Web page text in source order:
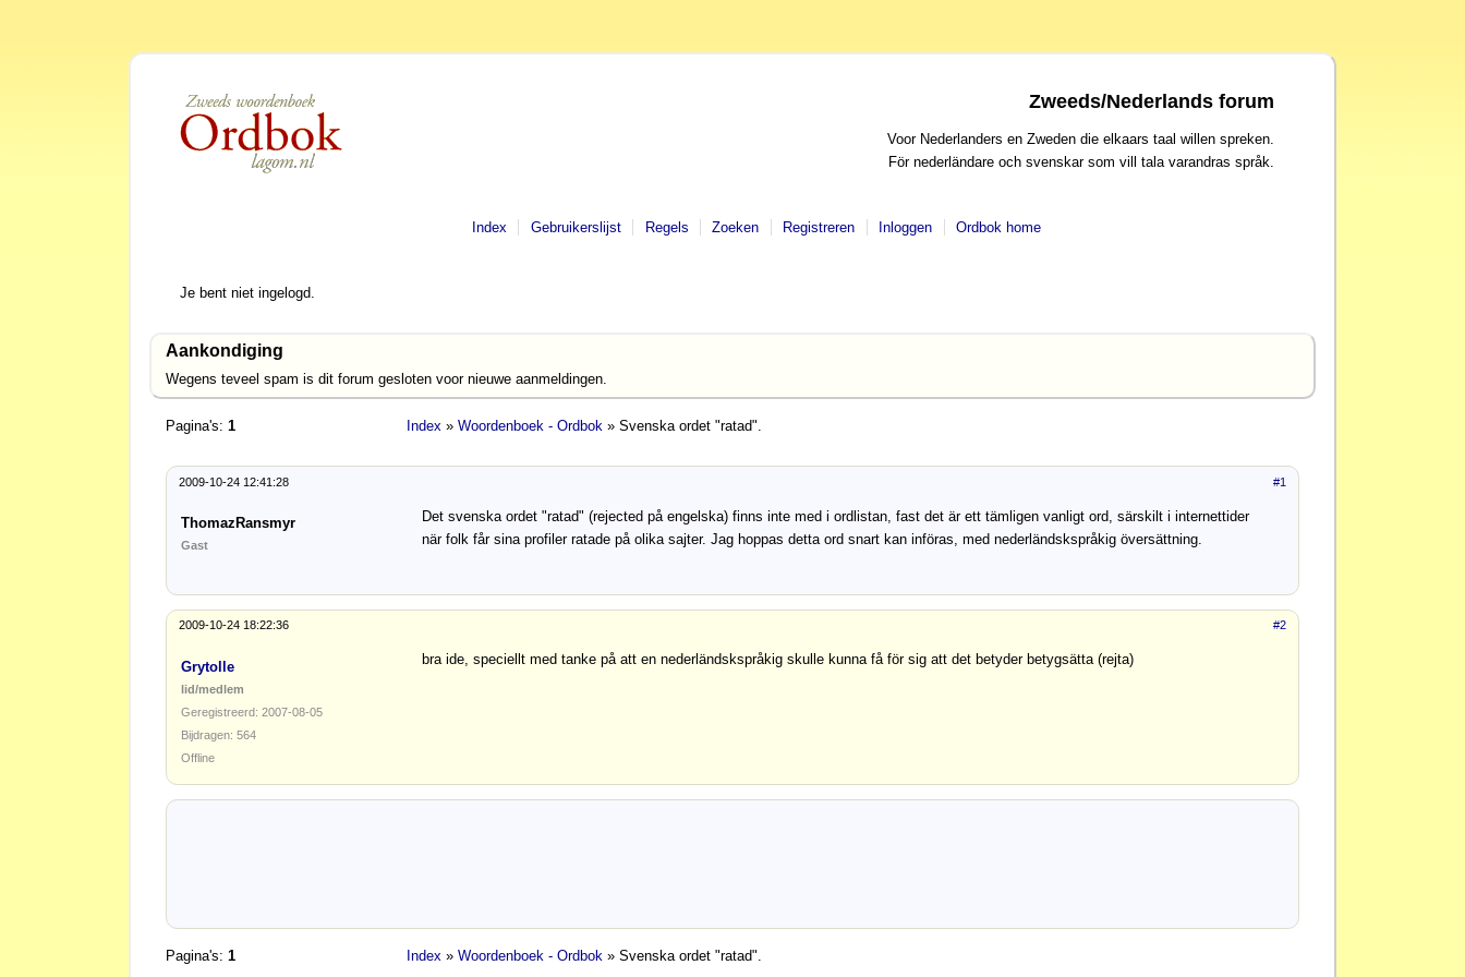
Zweeds/Nederlands forum
Voor Nederlanders en Zweden die elkaars taal willen spreken.
För nederländare och svenskar som vill tala varandras språk.
Index Gebruikerslijst Regels Zoeken Registreren Inloggen Ordbok home
Je bent niet ingelogd.
Aankondiging
Wegens teveel spam is dit forum gesloten voor nieuwe aanmeldingen.
Pagina's: 1 Index » Woordenboek - Ordbok » Svenska ordet "ratad".
#1
2009-10-24 12:41:28
ThomazRansmyr
Gast
Det svenska ordet "ratad" (rejected på engelska) finns inte med i ordlistan, fast det är ett tämligen vanligt ord, särskilt i internettider
när folk får sina profiler ratade på olika sajter. Jag hoppas detta ord snart kan införas, med nederländskspråkig översättning.
#2
2009-10-24 18:22:36
Grytolle
lid/medlem
Geregistreerd: 2007-08-05
Bijdragen: 564
bra ide, speciellt med tanke på att en nederländskspråkig skulle kunna få för sig att det betyder betygsätta (rejta)
Offline
Pagina's: 1 Index » Woordenboek - Ordbok » Svenska ordet "ratad".